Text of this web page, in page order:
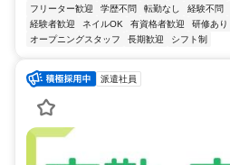
フリーター歓迎
学歴不問 転勤なし 経験不問
経験者歓迎
ネイルOK 有資格者歓迎 研修あり
オープニングスタッフ
長期歓迎 シフト制
派遣社員